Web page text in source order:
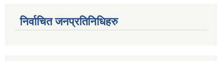
निर्वाचित जनप्रतिनिधिहरु